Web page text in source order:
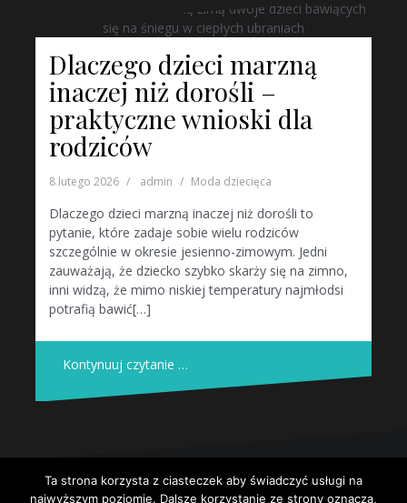
Dlaczego dzieci marzną
inaczej niż dorośli –
praktyczne wnioski dla
rodziców
8 lutego 2026 admin Moda dziecięca
Dlaczego dzieci marzną inaczej niż dorośli to
pytanie, które zadaje sobie wielu rodziców
szczególnie w okresie jesienno-zimowym. Jedni
zauważają, że dziecko szybko skarży się na zimno,
inni widzą, że mimo niskiej temperatury najmłodsi
potrafią bawić[…]
Kontynuuj czytanie …
Dumnie wspierane przez WordPressa|Szablon:Obliqueby
Ta strona korzysta z ciasteczek aby świadczyć usługi na
najwyższym poziomie. Dalsze korzystanie ze strony oznacza,